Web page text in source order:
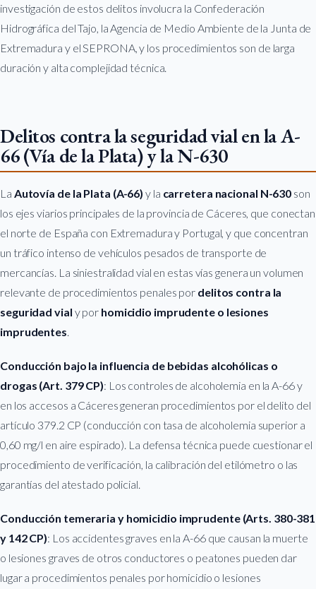
investigación de estos delitos involucra la Confederación
Hidrográfica del Tajo, la Agencia de Medio Ambiente de la Junta de
Extremadura y el SEPRONA, y los procedimientos son de larga
duración y alta complejidad técnica.
Delitos contra la seguridad vial en la A-
66 (Vía de la Plata) y la N-630
La Autovía de la Plata (A-66) y la carretera nacional N-630 son
los ejes viarios principales de la provincia de Cáceres, que conectan
el norte de España con Extremadura y Portugal, y que concentran
un tráfico intenso de vehículos pesados de transporte de
mercancías. La siniestralidad vial en estas vías genera un volumen
relevante de procedimientos penales por delitos contra la
seguridad vial y por homicidio imprudente o lesiones
imprudentes.
Conducción bajo la influencia de bebidas alcohólicas o
drogas (Art. 379 CP): Los controles de alcoholemia en la A-66 y
en los accesos a Cáceres generan procedimientos por el delito del
artículo 379.2 CP (conducción con tasa de alcoholemia superior a
0,60 mg/l en aire espirado). La defensa técnica puede cuestionar el
procedimiento de verificación, la calibración del etilómetro o las
garantías del atestado policial.
Conducción temeraria y homicidio imprudente (Arts. 380-381
y 142 CP): Los accidentes graves en la A-66 que causan la muerte
o lesiones graves de otros conductores o peatones pueden dar
lugar a procedimientos penales por homicidio o lesiones